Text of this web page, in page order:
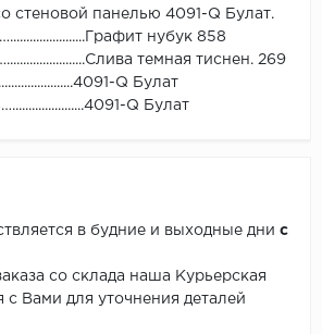
стеновой панелью 4091-Q Булат.
нубук 858
темная тиснен. 269
Q Булат
Q Булат
в будние и выходные дни с
со склада наша Курьерская
с Вами для уточнения деталей